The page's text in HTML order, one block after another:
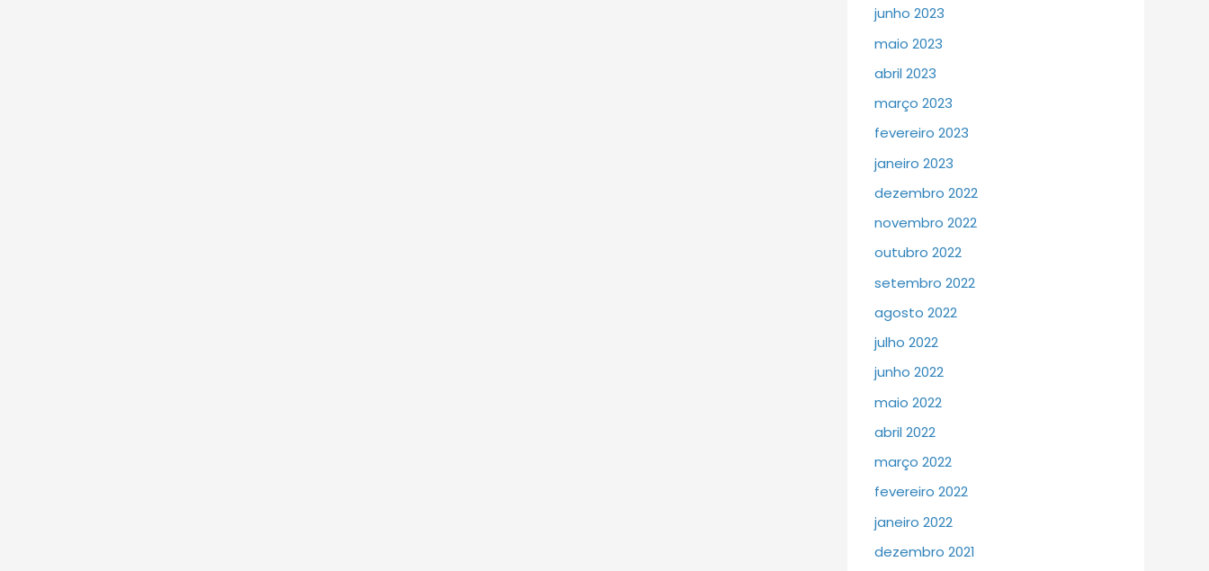
junho 2023
maio 2023
abril 2023
março 2023
fevereiro 2023
janeiro 2023
dezembro 2022
novembro 2022
outubro 2022
setembro 2022
agosto 2022
julho 2022
junho 2022
maio 2022
abril 2022
março 2022
fevereiro 2022
janeiro 2022
dezembro 2021